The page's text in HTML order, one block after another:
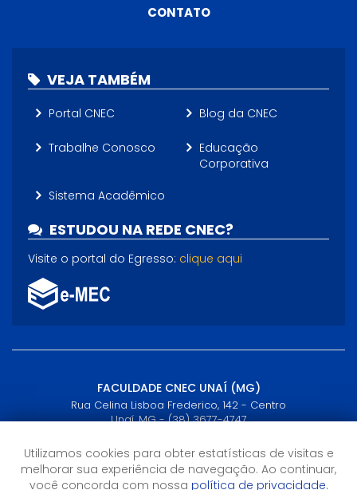
CONTATO
VEJA TAMBÉM
Portal CNEC Blog da CNEC
Trabalhe Conosco
Educação
Corporativa
Sistema Acadêmico
ESTUDOU NA REDE CNEC?
Visite o portal do Egresso: clique aqui
FACULDADE CNEC UNAÍ (MG)
Rua Celina Lisboa Frederico, 142 - Centro
Unaí, MG - (38) 3677-4747
Horário de Atendimento
Segunda a sexta-feira: 8h às 22h
Utilizamos cookies para obter estatísticas de visitas e
melhorar sua experiência de navegação. Ao continuar,
você concorda com nossa política de privacidade.